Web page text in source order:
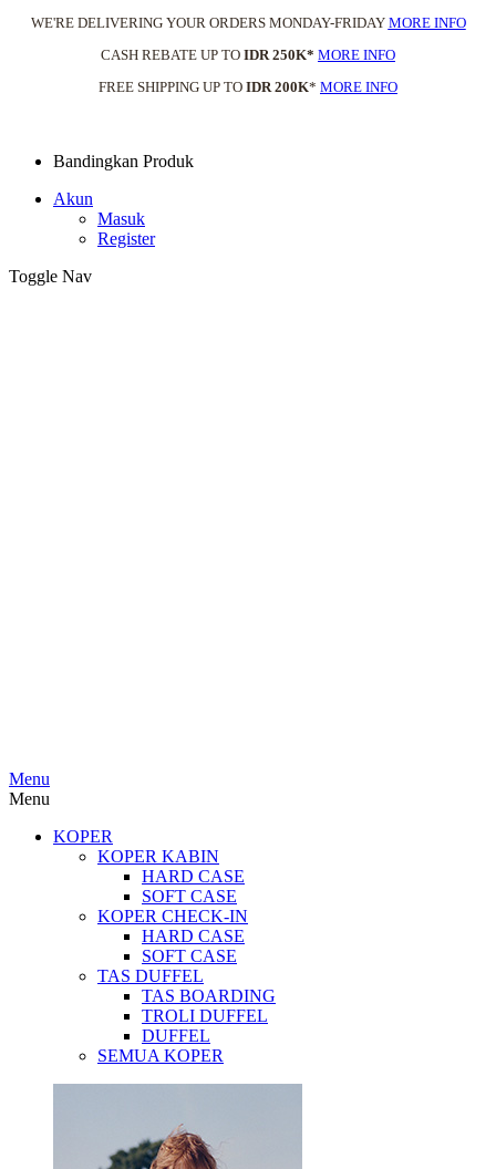
WE'RE DELIVERING YOUR ORDERS MONDAY-FRIDAY MORE INFO
CASH REBATE UP TO IDR 250K* MORE INFO
FREE SHIPPING UP TO IDR 200K* MORE INFO
Bandingkan Produk
Akun
Masuk
Register
Toggle Nav
Menu
Menu
KOPER
KOPER KABIN
HARD CASE
SOFT CASE
KOPER CHECK-IN
HARD CASE
SOFT CASE
TAS DUFFEL
TAS BOARDING
TROLI DUFFEL
DUFFEL
SEMUA KOPER